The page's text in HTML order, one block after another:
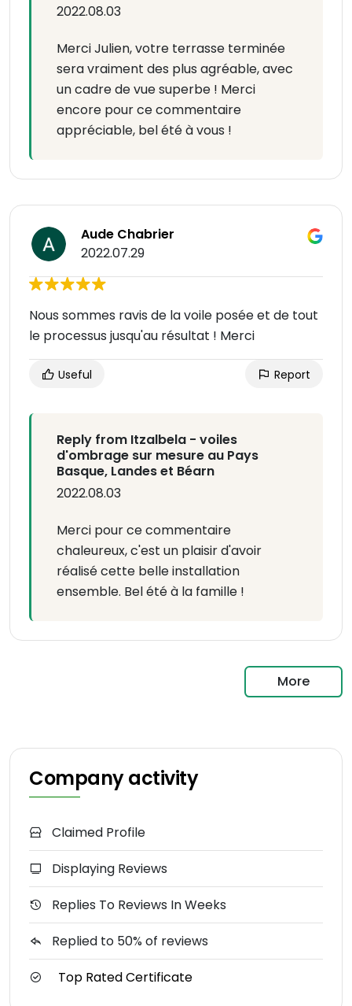
2022.08.03
Merci Julien, votre terrasse terminée
sera vraiment des plus agréable, avec
un cadre de vue superbe ! Merci
encore pour ce commentaire
appréciable, bel été à vous !
Aude Chabrier
2022.07.29
Nous sommes ravis de la voile posée et de tout
le processus jusqu'au résultat ! Merci
Useful Report
Reply from Itzalbela - voiles
d'ombrage sur mesure au Pays
Basque, Landes et Béarn
2022.08.03
Merci pour ce commentaire
chaleureux, c'est un plaisir d'avoir
réalisé cette belle installation
ensemble. Bel été à la famille !
More
Company activity
Claimed Profile
Displaying Reviews
Replies To Reviews In Weeks
Replied to 50% of reviews
Top Rated Certificate